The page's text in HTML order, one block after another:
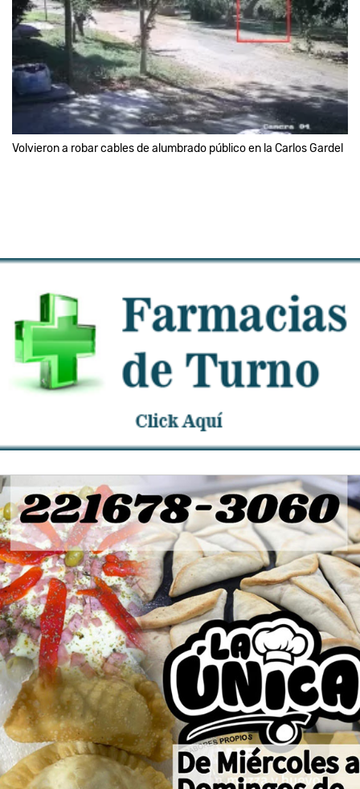
Volvieron a robar cables de alumbrado público en la Carlos Gardel